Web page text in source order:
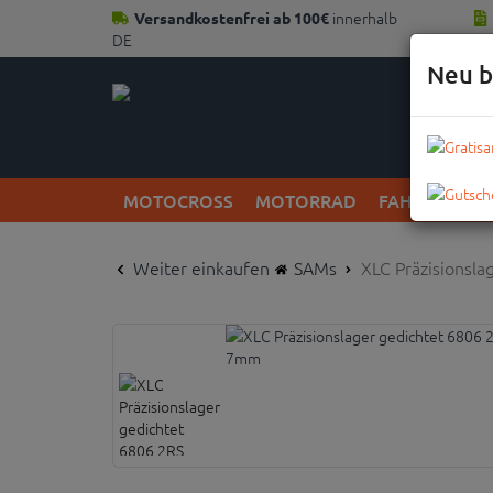
Versandkostenfrei ab 100€ innerhalb
DE
MOTOCROSS MOTORRAD FAHRRAD
Weiter einkaufen SAMs XLC
Neu